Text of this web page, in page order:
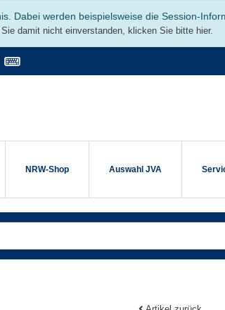
Dabei werden beispielsweise die Session-
damit nicht einverstanden, klicken Sie bitte hier.
NRW-Shop Auswahl JVA